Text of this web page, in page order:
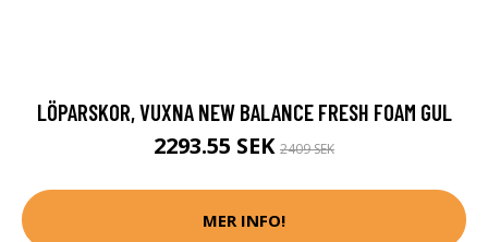
LÖPARSKOR, VUXNA NEW BALANCE FRESH FOAM GUL
2293.55 SEK 2409 SEK
MER INFO!